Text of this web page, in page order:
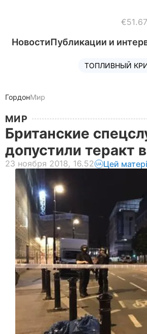
€51.67
НовостиПубликации и
ТОПЛИВНЫЙ
ГордонМир
МИР
Британские
допустили теракт
23 ноября 2018, 16.52 Цей